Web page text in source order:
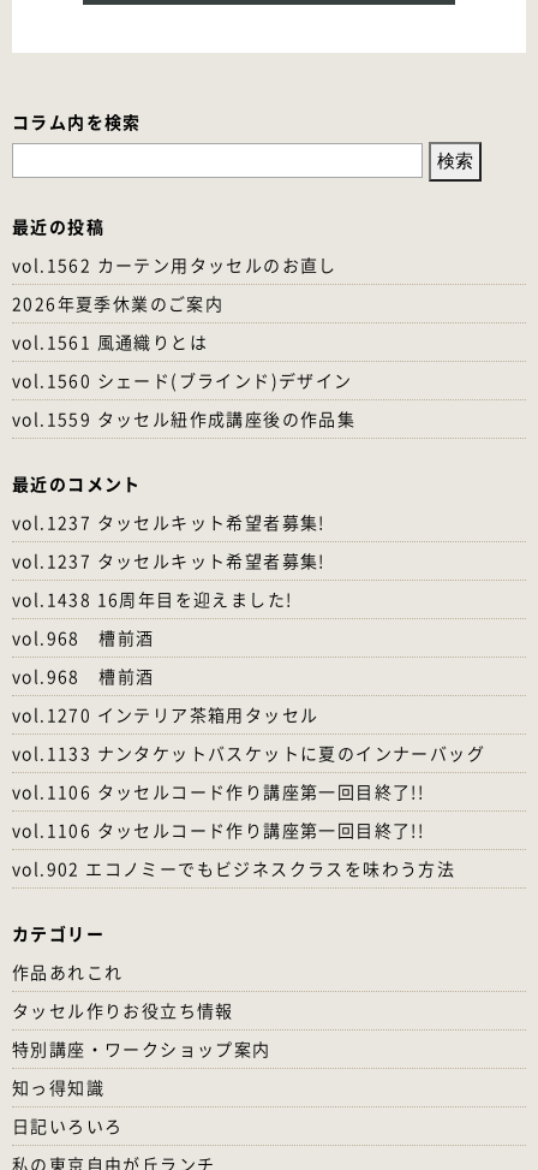
コラム内を検索
検
最近の投稿
vol.1562 カーテン用タッセルのお直し
2026年夏季休業のご案内
vol.1561 風通織りとは
vol.1560 シェード(ブラインド)デザイン
vol.1559 タッセル紐作成講座後の作品集
最近のコメント
vol.1237 タッセルキット希望者募集!
vol.1237 タッセルキット希望者募集!
vol.1438 16周年目を迎えました!
vol.968 槽前酒
vol.968 槽前酒
vol.1270 インテリア茶箱用タッセル
vol.1133 ナンタケットバスケットに夏のインナーバッグ
vol.1106 タッセルコード作り講座第一回目終了!!
vol.1106 タッセルコード作り講座第一回目終了!!
vol.902 エコノミーでもビジネスクラスを味わう方法
カテゴリー
作品あれこれ
タッセル作りお役立ち情報
特別講座・ワークショップ案内
知っ得知識
日記いろいろ
私の東京自由が丘ランチ